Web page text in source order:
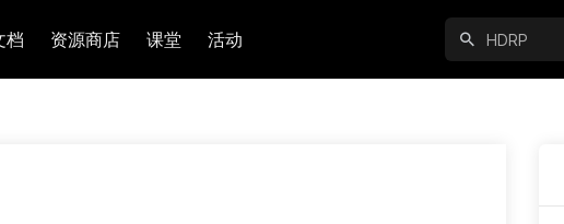
档 资源商店 课堂 活动